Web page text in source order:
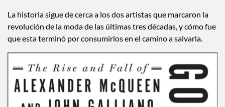
La historia sigue de cerca a los dos artistas que marcaron la
revolución de la moda de las últimas tres décadas, y cómo fue
que esta terminó por consumirlos en el camino a salvarla.